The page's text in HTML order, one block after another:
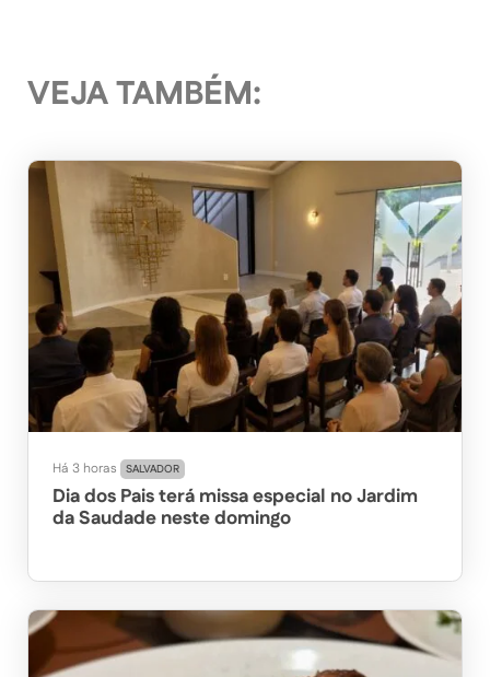
VEJA TAMBÉM:
Há 3 horas SALVADOR
Dia dos Pais terá missa especial no Jardim
da Saudade neste domingo